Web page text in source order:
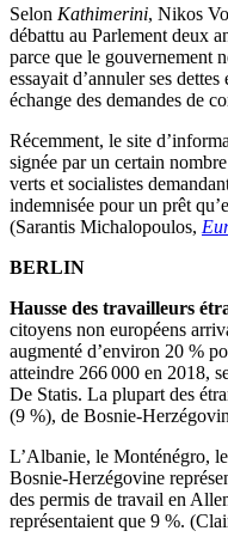
Selon Kathimerini, Nikos
débattu au Parlement deux
parce que le gouvernement
essayait d’annuler ses
échange des demandes de
Récemment, le site
signée par un certain
verts et socialistes
indemnisée pour un prêt
(Sarantis Michalopoulos,
BERLIN
Hausse des travailleurs
citoyens non européens
augmenté d’environ 20 %
atteindre 266 000 en 2018,
De Statis. La plupart des
(9 %), de Bosnie-
L’Albanie, le Monténégro,
Bosnie-Herzégovine
des permis de travail en
représentaient que 9 %.